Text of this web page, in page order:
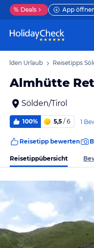
% Deals App
Sölden Urlaub Reisetipps
Almhütte
Sölden/Tirol
100% 5,5 / 6 1
Reisetipp bewerten
Reisetippübersicht